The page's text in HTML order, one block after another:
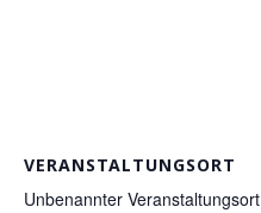
VERANSTALTUNGSORT
Unbenannter Veranstaltungsort